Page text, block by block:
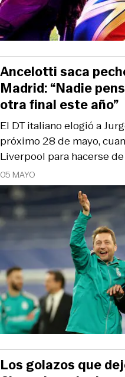
05 MAYO
El DT italiano elogió a
próximo 28 de mayo,
Liverpool para hacerse de
Ancelotti saca
Madrid: “Nadie
otra final este año”
Los golazos que